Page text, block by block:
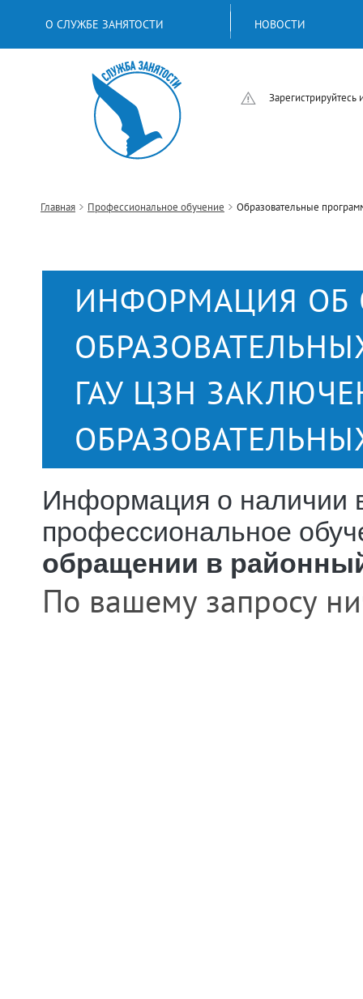
О СЛУЖБЕ ЗАНЯТОСТИ НОВОСТИ
Главная Профессиональное обучение Образовательные
ИНФОРМАЦИЯ ОБ
ГАУ ЦЗН
Информация о наличии
профессиональное
обращении в
По вашему запросу